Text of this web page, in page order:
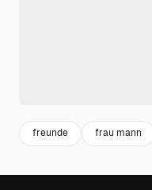
freunde frau mann